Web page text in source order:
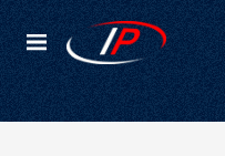
Kateqoriyalar